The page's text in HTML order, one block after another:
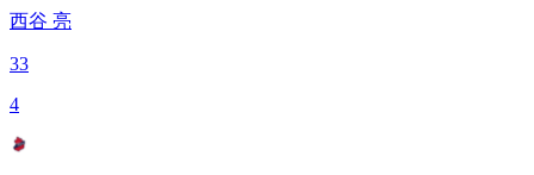
西谷 亮
33
4